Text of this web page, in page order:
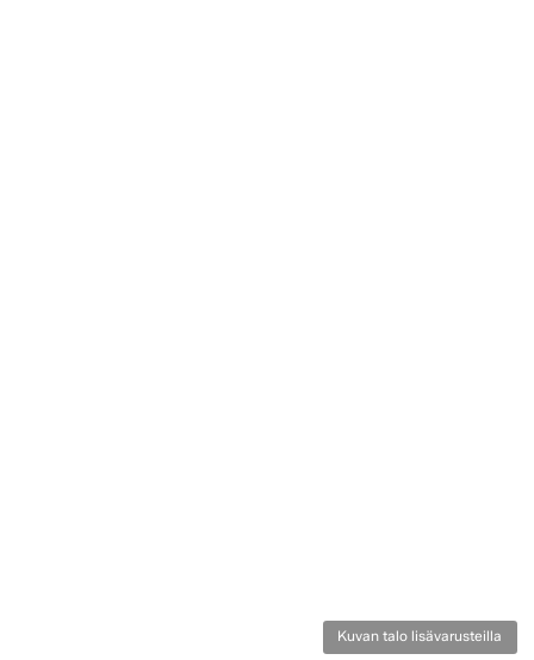
Kuvan talo lisävarusteilla